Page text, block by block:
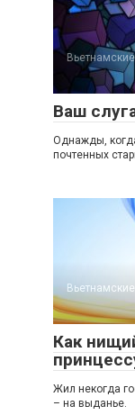
Ваш
Однажды,
почтенных
Как
Жил некогда
– на выданье.